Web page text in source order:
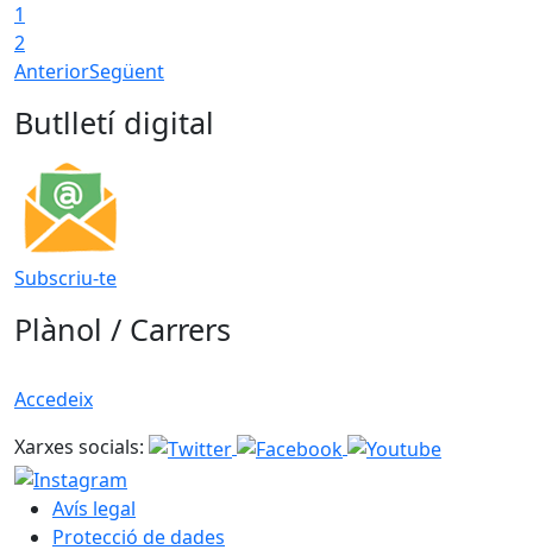
1
2
AnteriorSegüent
Butlletí digital
Subscriu-te
Plànol / Carrers
Accedeix
Xarxes socials:
Avís legal
Protecció de dades